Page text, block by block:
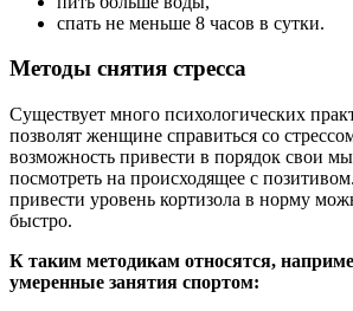
спать не меньше 8 часов в сутки.
Методы снятия стресса
Существует много психологических
позволят женщине справиться со
возможность привести в порядок свои
посмотреть на происходящее с
привести уровень кортизола в норму
быстро.
К таким методикам относятся,
умеренные занятия спортом: